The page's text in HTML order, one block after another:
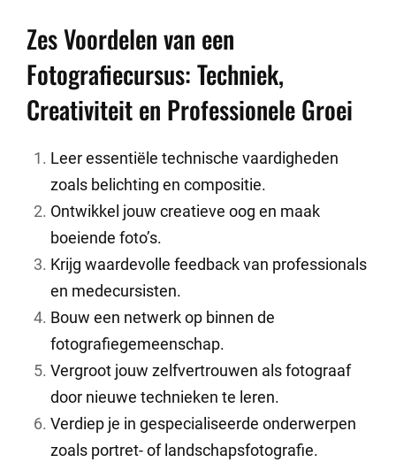
Zes Voordelen van een
Fotografiecursus: Techniek,
Creativiteit en Professionele Groei
Leer essentiële technische vaardigheden
zoals belichting en compositie.
Ontwikkel jouw creatieve oog en maak
boeiende foto’s.
Krijg waardevolle feedback van professionals
en medecursisten.
Bouw een netwerk op binnen de
fotografiegemeenschap.
Vergroot jouw zelfvertrouwen als fotograaf
door nieuwe technieken te leren.
Verdiep je in gespecialiseerde onderwerpen
zoals portret- of landschapsfotografie.